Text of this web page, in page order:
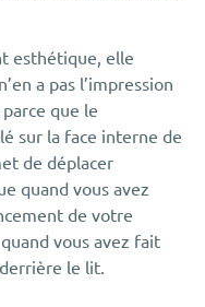
esthétique, elle
a pas l’impression
que le
sur la face interne de
de déplacer
quand vous avez
de votre
vous avez fait
le lit.